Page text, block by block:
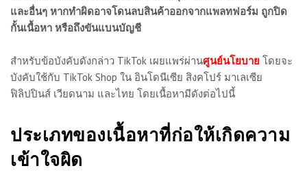
และอื่นๆ หากทำผิดอาจโดนลบสินค้าออกจากแพลทฟอร์ม ถูกปิด
กั้นเนื้อหา หรือถึงขันแบนบัญชี
สำหรับข้อบังคับดังกล่าว TikTok เผยแพร่ผ่านศูนย์นโยบาย โดยจะ
บังคับใช้กับ TikTok Shop ใน อินโดนีเซีย สิงคโปร์ มาเลเซีย
ฟิลิปปินส์ เวียดนาม และไทย โดยเนื้อหามีดังต่อไปนี้
ประเภทของเนื้อหาที่ก่อให้เกิดความ
เข้าใจผิด